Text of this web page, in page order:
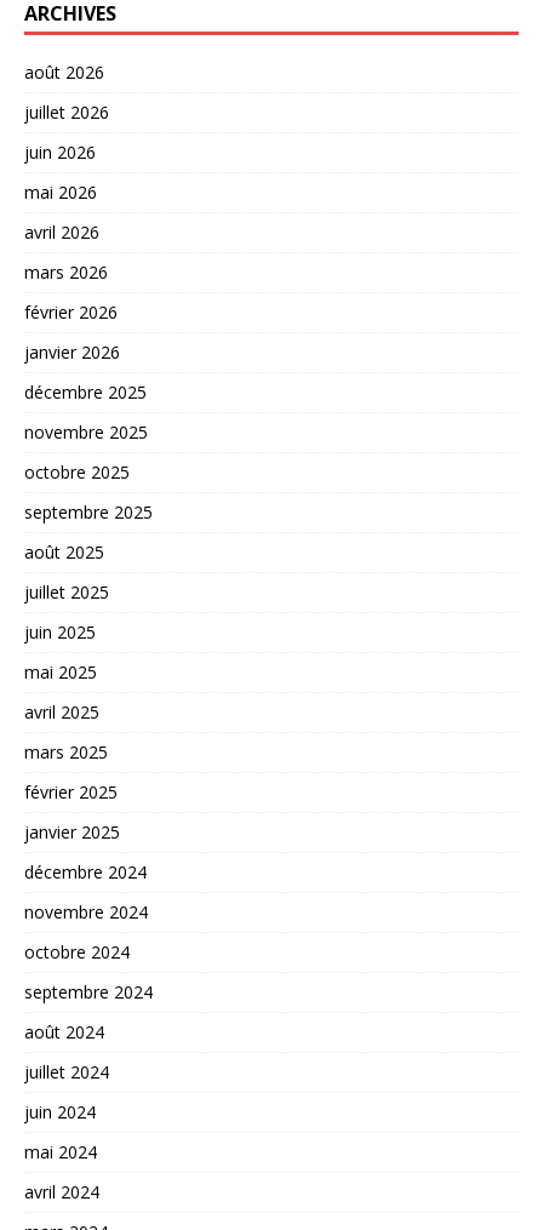
ARCHIVES
août 2026
juillet 2026
juin 2026
mai 2026
avril 2026
mars 2026
février 2026
janvier 2026
décembre 2025
novembre 2025
octobre 2025
septembre 2025
août 2025
juillet 2025
juin 2025
mai 2025
avril 2025
mars 2025
février 2025
janvier 2025
décembre 2024
novembre 2024
octobre 2024
septembre 2024
août 2024
juillet 2024
juin 2024
mai 2024
avril 2024